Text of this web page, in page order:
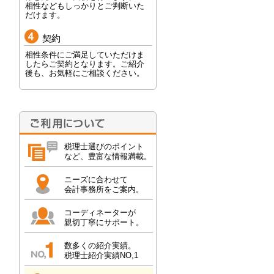
相性などもしっかりとご判断いた
だけます。
契約
相性条件にご満足していただけま
したらご契約となります。ご紹介
後も、お気軽にご相談ください。
税理士選びのポイント
など、豊富な情報満載。
ニーズに合わせて
会計事務所をご案内。
コーディネーターが
親切丁寧にサポート。
数多くの紹介実績。
税理士紹介実績NO,1